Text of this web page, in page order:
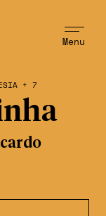
Menu
+ 7